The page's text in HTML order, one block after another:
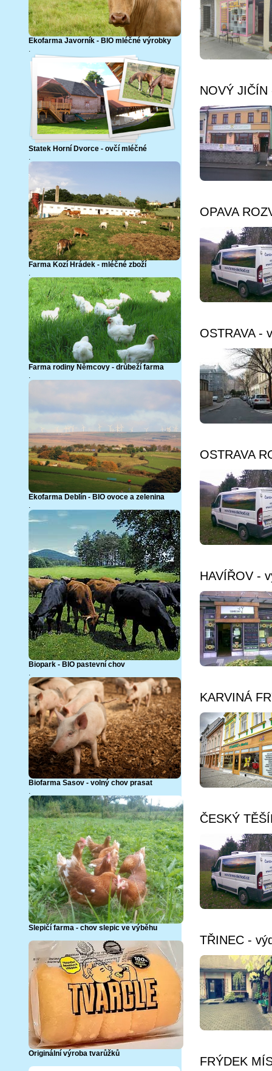
Ekofarma Javorník - BIO mléčné výrobky
.
Statek Horní Dvorce - ovčí mléčné
.
Farma Kozí Hrádek - mléčné zboží
.
Farma rodiny Němcovy - drůbeží farma
.
Ekofarma Deblín - BIO ovoce a zelenina
.
Biopark - BIO pastevní chov
.
Biofarma Sasov - volný chov prasat
.
Slepičí farma - chov slepic ve výběhu
Originální výroba tvarůžků
NOVÝ
OPAVA
OSTRAVA -
OSTRAVA
HAVÍŘOV -
KARVINÁ
ČESKÝ
TŘINEC -
FRÝDEK